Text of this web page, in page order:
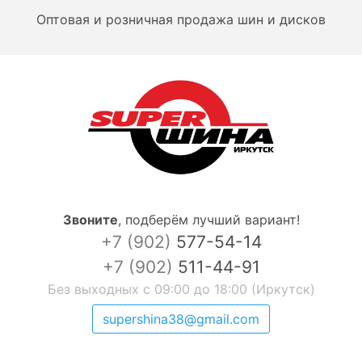
Оптовая и розничная продажа шин и дисков
Звоните, подберём лучший вариант!
+7 (902) 577-54-14
+7 (902) 511-44-91
Без выходных с 09:00 до 18:00 (Иркутск)
supershina38@gmail.com